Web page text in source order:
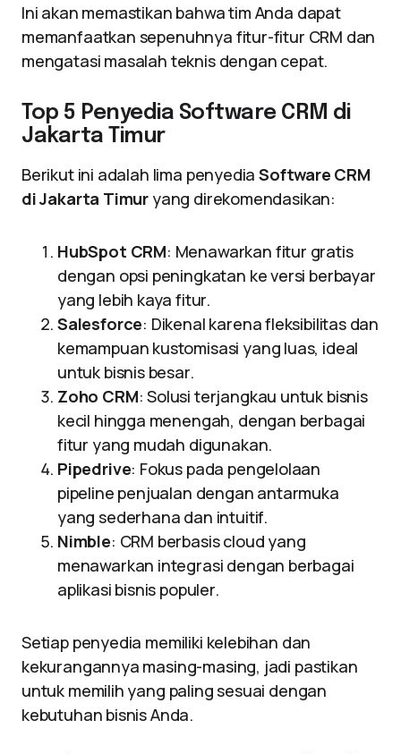
Ini akan memastikan bahwa tim Anda dapat
memanfaatkan sepenuhnya fitur-fitur CRM dan
mengatasi masalah teknis dengan cepat.
Top 5 Penyedia Software CRM di
Jakarta Timur
Berikut ini adalah lima penyediaSoftware CRM
di Jakarta Timur yang direkomendasikan:
HubSpot CRM: Menawarkan fitur gratis
dengan opsi peningkatan ke versi berbayar
yang lebih kaya fitur.
Salesforce: Dikenal karena fleksibilitas dan
kemampuan kustomisasi yang luas, ideal
untuk bisnis besar.
Zoho CRM: Solusi terjangkau untuk bisnis
kecil hingga menengah, dengan berbagai
fitur yang mudah digunakan.
Pipedrive: Fokus pada pengelolaan
pipeline penjualan dengan antarmuka
yang sederhana dan intuitif.
Nimble: CRM berbasis cloud yang
menawarkan integrasi dengan berbagai
aplikasi bisnis populer.
Setiap penyedia memiliki kelebihan dan
kekurangannya masing-masing, jadi pastikan
untuk memilih yang paling sesuai dengan
kebutuhan bisnis Anda.